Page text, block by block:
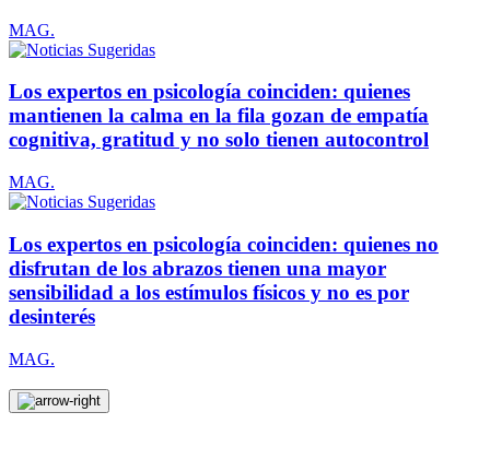
MAG.
Los expertos en psicología coinciden: quienes
mantienen la calma en la fila gozan de empatía
cognitiva, gratitud y no solo tienen autocontrol
MAG.
Los expertos en psicología coinciden: quienes no
disfrutan de los abrazos tienen una mayor
sensibilidad a los estímulos físicos y no es por
desinterés
MAG.